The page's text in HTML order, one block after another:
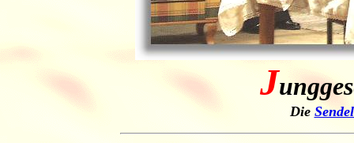
J
Die